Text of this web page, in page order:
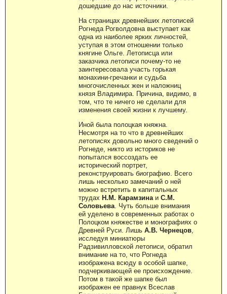
дошедшие до нас источники.
На страницах древнейших летописей
Рогнеда Рогволдовна выступает как
одна из наиболее ярких личностей,
уступая в этом отношении только
княгине Ольге. Летописца или
заказчика летописи почему-то не
заинтересовала участь горькая
монахини-гречанки и судьба
многочисленных жен и наложниц
князя Владимира. Причина, видимо, в
том, что те ничего не сделали для
изменения своей жизни к лучшему.
Иной была полоцкая княжна.
Несмотря на то что в древнейших
летописях довольно много сведений о
Рогнеде, никто из историков не
попытался воссоздать ее
исторический портрет,
реконструировать биографию. Всего
лишь несколько замечаний о ней
можно встретить в капитальных
трудах Н.М. Карамзина и С.М.
Соловьева . Чуть больше внимания
ей уделено в современных работах о
Полоцком княжестве и монографиях о
Древней Руси. Лишь А.В. Чернецов
исследуя миниатюры
Радзивилловской летописи, обратил
внимание на то, что Рогнеда
изображена всюду в особой шапке,
подчеркивающей ее происхождение.
Потом в такой же шапке был
изображен ее правнук Всеслав